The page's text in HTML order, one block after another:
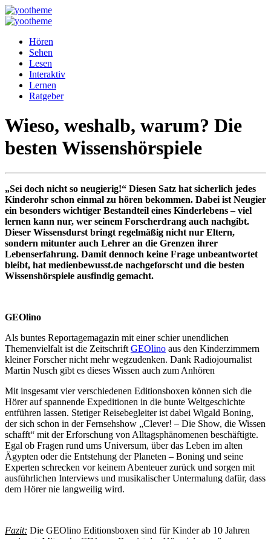
Hören
Sehen
Lesen
Interaktiv
Lernen
Ratgeber
Wieso, weshalb, warum? Die
besten Wissenshörspiele
„Sei doch nicht so neugierig!“ Diesen Satz hat sicherlich jedes
Kinderohr schon einmal zu hören bekommen. Dabei ist Neugier
ein besonders wichtiger Bestandteil eines Kinderlebens – viel
lernen kann nur, wer seinem Forscherdrang auch nachgibt.
Dieser Wissensdurst bringt regelmäßig nicht nur Eltern,
sondern mitunter auch Lehrer an die Grenzen ihrer
Lebenserfahrung. Damit dennoch keine Frage unbeantwortet
bleibt, hat medienbewusst.de nachgeforscht und die besten
Wissenshörspiele ausfindig gemacht.
GEOlino
Als buntes Reportagemagazin mit einer schier unendlichen
Themenvielfalt ist die Zeitschrift GEOlino aus den Kinderzimmern
kleiner Forscher nicht mehr wegzudenken. Dank Radiojournalist
Martin Nusch gibt es dieses Wissen auch zum Anhören
Mit insgesamt vier verschiedenen Editionsboxen können sich die
Hörer auf spannende Expeditionen in die bunte Weltgeschichte
entführen lassen. Stetiger Reisebegleiter ist dabei Wigald Boning,
der sich schon in der Fernsehshow „Clever! – Die Show, die Wissen
schafft“ mit der Erforschung von Alltagsphänomenen beschäftigte.
Egal ob Fragen rund ums Universum, über das Leben im alten
Ägypten oder die Entstehung der Planeten – Boning und seine
Experten schrecken vor keinem Abenteuer zurück und sorgen mit
ausführlichen Interviews und musikalischer Untermalung dafür, dass
dem Hörer nie langweilig wird.
Fazit: Die GEOlino Editionsboxen sind für Kinder ab 10 Jahren